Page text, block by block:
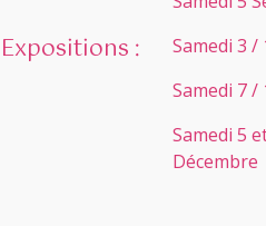
:
Samedi 3 /
Samedi 7
Samedi 5
Décembre